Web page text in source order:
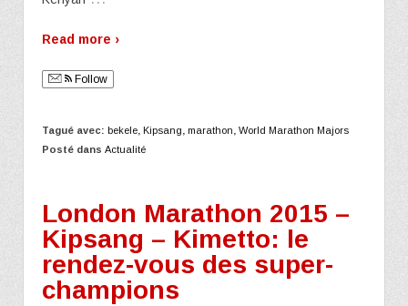
Read more ›
Follow
Tagué avec: bekele Kipsang marathon World Marathon Majors
Posté dans Actualité
London Marathon 2015 –
Kipsang – Kimetto: le
rendez-vous des super-
champions